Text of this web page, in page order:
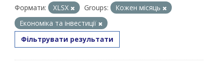
Формати:
XLSX Groups:
Кожен місяць
Економіка та інвестиції
Фільтрувати результати